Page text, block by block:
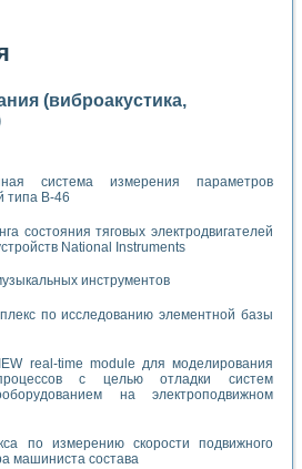
(виброакустика,
система измерения параметров
типа В-46
состояния тяговых электродвигателей
National Instruments
инструментов
по исследованию элементной базы
real-time module для моделирования
процессов с целью отладки систем
на электроподвижном
по измерению скорости подвижного
машиниста состава